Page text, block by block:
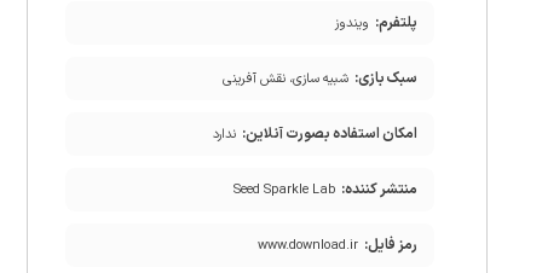
پلتفرم: ویندوز
سبک بازی: شبیه سازی، نقش آفرینی
امکان استفاده بصورت آنلاین: ندارد
منتشر کننده: Seed Sparkle Lab
رمز فایل: www.download.ir